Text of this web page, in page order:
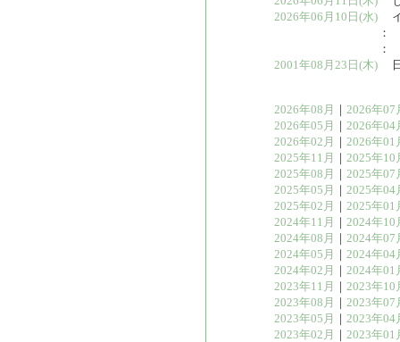
2026年06月10日(水) イ
：
：
2001年08月23日(木) 日
2026年08月 ｜ 2026年07
2026年05月
｜ 2026年04
2026年02月
｜ 2026年01
2025年11月
｜ 2025年10
2025年08月
｜ 2025年07
2025年05月
｜ 2025年04
2025年02月
｜ 2025年01
2024年11月
｜ 2024年10
2024年08月
｜ 2024年07
2024年05月
｜ 2024年04
2024年02月
｜ 2024年01
2023年11月
｜ 2023年10
2023年08月
｜ 2023年07
2023年05月
｜ 2023年04
2023年02月
｜ 2023年01